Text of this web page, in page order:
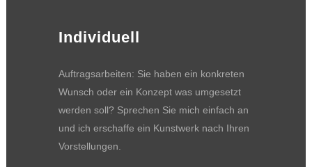
Individuell
Auftragsarbeiten: Sie haben ein konkreten
Wunsch oder ein Konzept was umgesetzt
werden soll? Sprechen Sie mich einfach an
und ich erschaffe ein Kunstwerk nach Ihren
Vorstellungen.